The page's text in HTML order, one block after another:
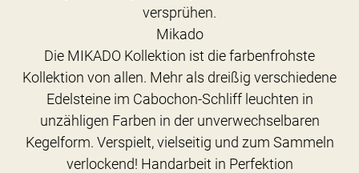
versprühen.
Mikado
Die MIKADO Kollektion ist die farbenfrohste
Kollektion von allen. Mehr als dreißig verschiedene
Edelsteine im Cabochon-Schliff leuchten in
unzähligen Farben in der unverwechselbaren
Kegelform. Verspielt, vielseitig und zum Sammeln
verlockend! Handarbeit in Perfektion